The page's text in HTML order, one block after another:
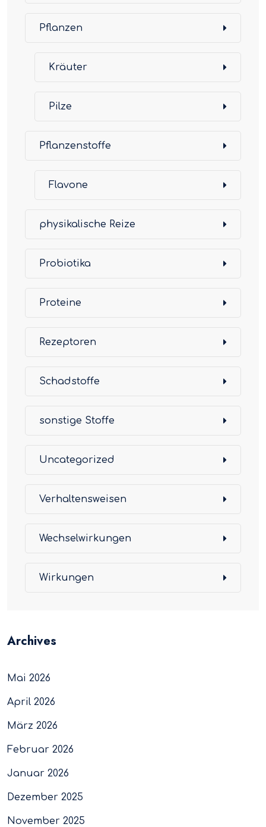
Pflanzen
Kräuter
Pilze
Pflanzenstoffe
Flavone
physikalische Reize
Probiotika
Proteine
Rezeptoren
Schadstoffe
sonstige Stoffe
Uncategorized
Verhaltensweisen
Wechselwirkungen
Wirkungen
Archives
Mai 2026
April 2026
März 2026
Februar 2026
Januar 2026
Dezember 2025
November 2025